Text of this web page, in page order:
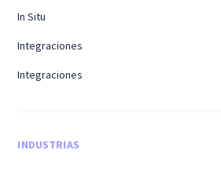
In Situ
Integraciones
Integraciones
INDUSTRIAS